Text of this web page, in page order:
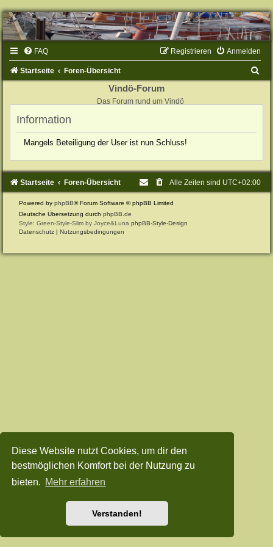
Diese Website nutzt Cookies, um dir den
bestmöglichen Komfort bei der Nutzung zu
bieten. Mehr erfahren
Verstanden!
FAQ Anmelden
Registrieren
Startseite Foren-Übersicht
Vindö-Forum
Das Forum rund um Vindö
Information
Mangels Beteiligung der User ist nun Schluss!
Startseite Foren-Übersicht Alle Zeiten sind UTC+02:00
Powered by phpBB® Forum Software © phpBB Limited
Deutsche Übersetzung durch phpBB.de
Style: Green-Style-Slim by Joyce&Luna phpBB-Style-Design
Datenschutz | Nutzungsbedingungen